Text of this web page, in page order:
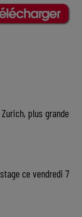
plus grande
ce vendredi 7